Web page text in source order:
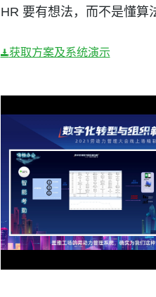
HR 要有想法，而不是懂算
获取方案及系统演示